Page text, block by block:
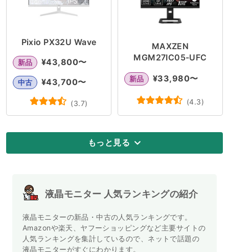
Pixio PX32U Wave
新品 ¥43,800〜
中古 ¥43,700〜
(3.7)
MAXZEN
MGM27IC05-UFC
新品 ¥33,980〜
(4.3)
もっと見る
液晶モニター 人気ランキングの紹介
液晶モニターの新品・中古の人気ランキングです。
Amazonや楽天、ヤフーショッピングなど主要サイトの
人気ランキングを集計しているので、ネットで話題の
液晶モニターがすぐにわかります。